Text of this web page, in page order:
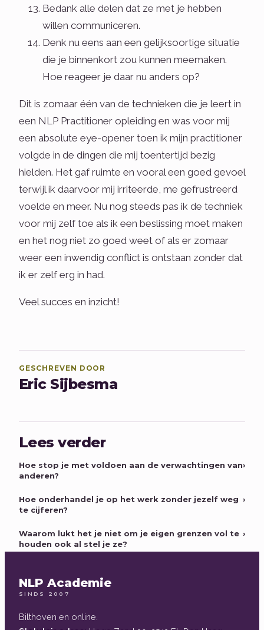
Bedank alle delen dat ze met je hebben
willen communiceren.
Denk nu eens aan een gelijksoortige situatie
die je binnenkort zou kunnen meemaken.
Hoe reageer je daar nu anders op?
Dit is zomaar één van de technieken die je leert in
een NLP Practitioner opleiding en was voor mij
een absolute eye-opener toen ik mijn practitioner
volgde in de dingen die mij toentertijd bezig
hielden. Het gaf ruimte en vooral een goed gevoel
terwijl ik daarvoor mij irriteerde, me gefrustreerd
voelde en meer. Nu nog steeds pas ik de techniek
voor mij zelf toe als ik een beslissing moet maken
en het nog niet zo goed weet of als er zomaar
weer een inwendig conflict is ontstaan zonder dat
ik er zelf erg in had.
Veel succes en inzicht!
GESCHREVEN DOOR
Eric Sijbesma
Lees verder
Hoe stop je met voldoen aan de verwachtingen van
anderen?
›
Hoe onderhandel je op het werk zonder jezelf weg
te cijferen?
›
Waarom lukt het je niet om je eigen grenzen vol te
houden ook al stel je ze?
›
NLP Academie
SINDS 2007
Bilthoven en online.